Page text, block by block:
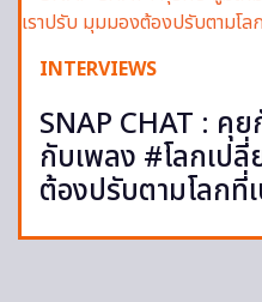
INTERVIEWS
SNAP CHAT : คุ
กับเพลง #โลกเป
ต้องปรับตามโลกที่